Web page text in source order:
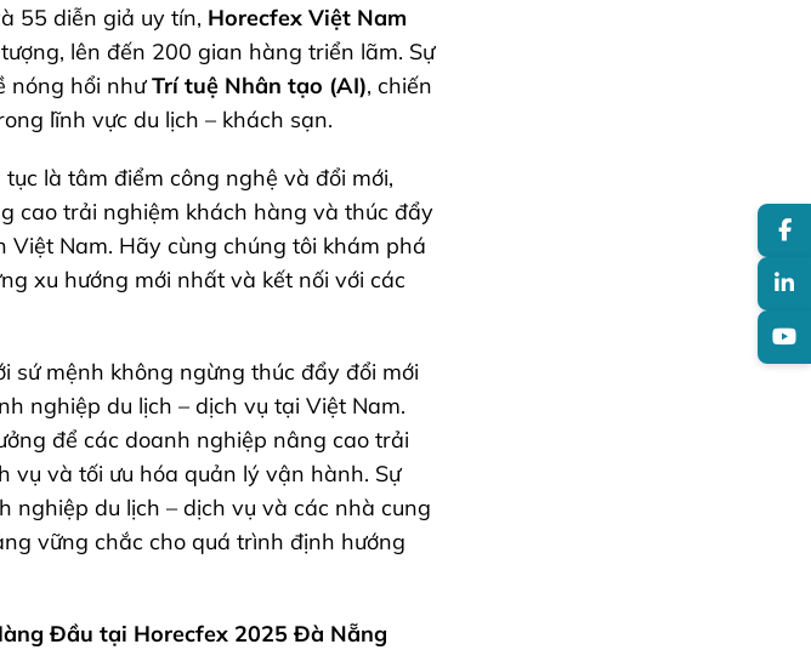
55 diễn giả uy tín, Horecfex Việt Nam
lên đến 200 gian hàng triển lãm. Sự
nóng hổi nhưTrí tuệ Nhân tạo (AI), chiến
lĩnh vực du lịch – khách sạn.
tục là tâm điểm công nghệ và đổi mới,
cao trải nghiệm khách hàng và thúc đẩy
Nam. Hãy cùng chúng tôi khám phá
xu hướng mới nhất và kết nối với các
sứ mệnh không ngừng thúc đẩy đổi mới
nghiệp du lịch – dịch vụ tại Việt Nam.
để các doanh nghiệp nâng cao trải
vụ và tối ưu hóa quản lý vận hành. Sự
nghiệp du lịch – dịch vụ và các nhà cung
vững chắc cho quá trình định hướng
Đầu tại Horecfex 2025 Đà Nẵng